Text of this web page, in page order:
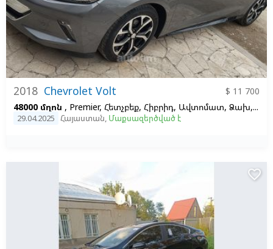
2018 Chevrolet Volt
$ 11 700
48000 մղոն , Premier, Հետչբեք, Հիբրիդ, Ավտոմատ, Ձախ,
29.04.2025 Հայաստան, Մաքսազերծված է
favorite_border